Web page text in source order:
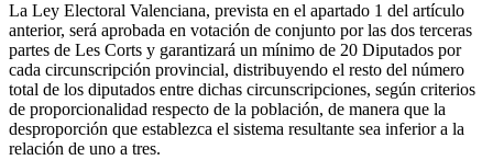
La Ley Electoral Valenciana, prevista en el apartado 1 del artículo
anterior, será aprobada en votación de conjunto por las dos terceras
partes de Les Corts y garantizará un mínimo de 20 Diputados por
cada circunscripción provincial, distribuyendo el resto del número
total de los diputados entre dichas circunscripciones, según criterios
de proporcionalidad respecto de la población, de manera que la
desproporción que establezca el sistema resultante sea inferior a la
relación de uno a tres.